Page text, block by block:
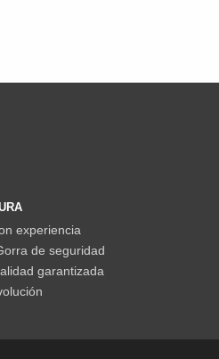
experiencia
de seguridad
garantizada